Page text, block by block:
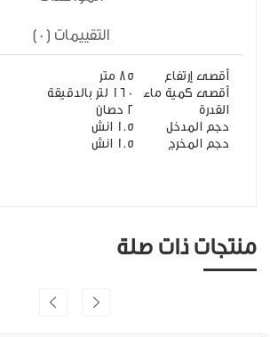
التقييمات (0)
أقصى إرتفاع
85 متر
أقصى كمية ماء
160 لتر بالدقيقة
القدرة
2 حصان
حجم المدخل
1.5 انش
حجم المخرج
1.5 انش
منتجات ذات صلة